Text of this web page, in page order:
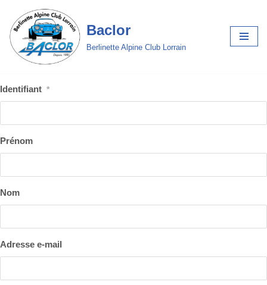
Aller
au
contenu
Baclor
Berlinette Alpine Club Lorrain
Identifiant *
Prénom
Nom
Adresse e-mail